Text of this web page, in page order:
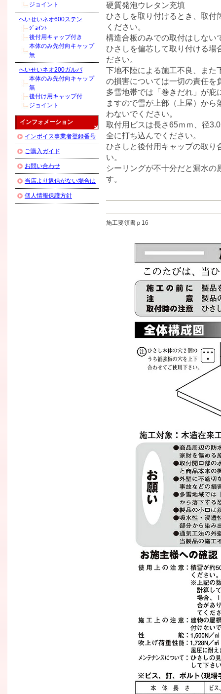
ジョイント
へいせいネオ600ステン
ｼﾞｮｲﾝﾄ
後付用キャップ付き
本体のみ先付向キャップ
無
へいせいネオ200ガルバ
本体のみ先付向キャップ
無
後付け用キャップ付
ジョイント
インフォメーション
インボイス事業者登録番号
ご購入ガイド
お問い合わせ
当店より返信がない場合は
個人情報保護方針
硬質発泡ウレタン充填
ひさしを取り付けるとき、取付
ください。
構造合板のみでの取付はしない
ひさしを偏芯して取り付ける場
ださい。
下地不陸による施工不良、また
の損害については一切の責任を
多雪地帯では「巻きだれ」が庇
ますので雪が上部（上屋）か
わないでください。
取付用ビスは長さ65ｍｍ、径
全に打ち込んでください。
ひさしと後付用キャップの取り
い。
シーリングが不十分だと漏水
す。
施工要領書ｐ16